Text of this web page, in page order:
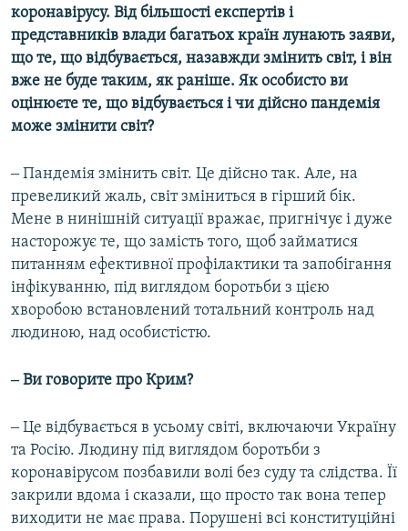
коронавірусу. Від більшості експертів і
представників влади багатьох країн лунають заяви,
що те, що відбувається, назавжди змінить світ, і він
вже не буде таким, як раніше. Як особисто ви
оцінюєте те, що відбувається і чи дійсно пандемія
може змінити світ?
‒ Пандемія змінить світ. Це дійсно так. Але, на
превеликий жаль, світ зміниться в гірший бік.
Мене в нинішній ситуації вражає, пригнічує і дуже
насторожує те, що замість того, щоб займатися
питанням ефективної профілактики та запобігання
інфікуванню, під виглядом боротьби з цією
хворобою встановлений тотальний контроль над
людиною, над особистістю.
‒ Ви говорите про Крим?
‒ Це відбувається в усьому світі, включаючи Україну
та Росію. Людину під виглядом боротьби з
коронавірусом позбавили волі без суду та слідства. Її
закрили вдома і сказали, що просто так вона тепер
виходити не має права. Порушені всі конституційні